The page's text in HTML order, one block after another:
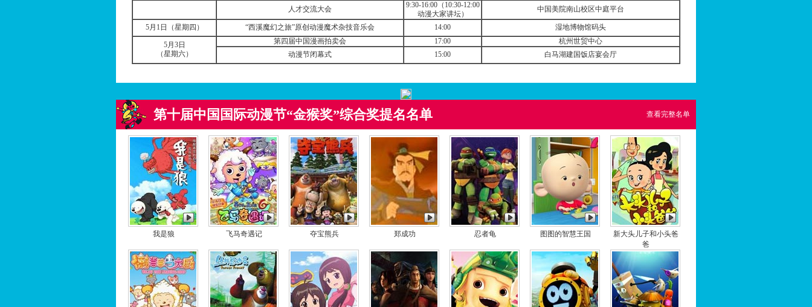
人才交流大会 9:30-16:00（ 10:30-12:00
动漫大家讲坛）
中国美院南山校区中庭平台
5月 1 日 （星期四） “西溪魔幻之旅”原创动漫魔术杂技音乐会 14:00 湿地博物馆码头
5月 3日
（星期六）
第四届中国漫画拍卖会 17:00
杭州世贸中心
动漫节闭幕式
15:00 白马湖建国饭店宴会厅
第十届中国国际动漫节“金猴奖”综合奖提名名单 查看完整名单
我是狼 飞马奇遇记 夺宝熊兵 郑成功 忍者龟 图图的智慧王国
新大头儿子和小头爸
爸